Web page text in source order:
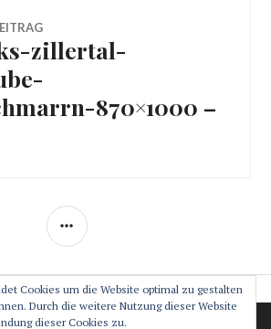
zillertal-
870×1000 –
SEITENLEISTE
Cookies um die Website optimal zu gestalten
Durch die weitere Nutzung dieser Website
dieser Cookies zu.